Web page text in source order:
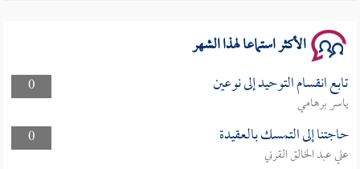
الأكثر استماعا لهذا الشهر
0 تابع انقسام التوحيد إلى نوعين
ياسر برهامي
0
حاجتنا إلى التمسك بالعقيدة
علي عبد الخالق القرني